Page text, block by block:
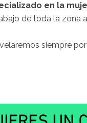
en la
de toda la zona
siempre